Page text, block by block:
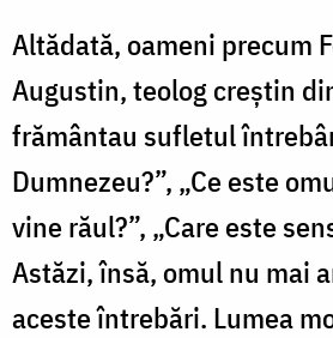
Altădată, oameni precum
Augustin, teolog creștin
frământau sufletul
Dumnezeu?”, „Ce este
vine răul?”, „Care este
Astăzi, însă, omul nu mai
aceste întrebări. Lumea